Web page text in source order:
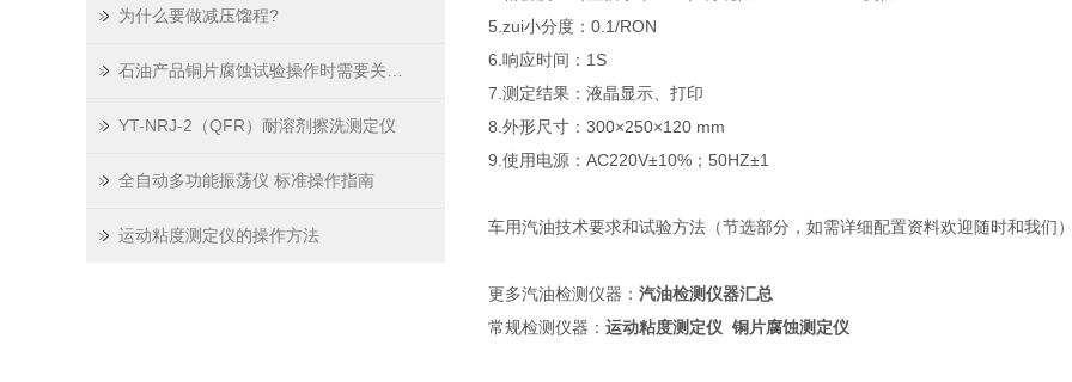
为什么要做减压馏程?
YT-NRJ-2（QFR）耐溶剂擦洗测定仪
全自动多功能振荡仪 标准操作指南
运动粘度测定仪的操作方法
5.zui小分度：0.1/RON
6.响应时间：1S
7.测定结果：液晶显示、打印
8.外形尺寸：300×250×120 mm
9.使用电源：AC220V±10%；50HZ±1
车用汽油技术要求和试验方法（节选部分，如需详细配置资料欢迎随时和我们）
更多汽油检测仪器： 汽油检测仪器汇总
常规检测仪器： 运动粘度测定仪 铜片腐蚀测定仪